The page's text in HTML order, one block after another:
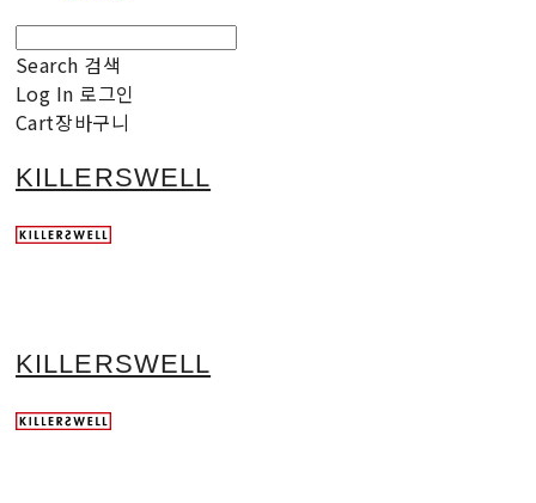
Search 검색
Log In 로그인
Cart장바구니
KILLERSWELL
KILLERSWELL